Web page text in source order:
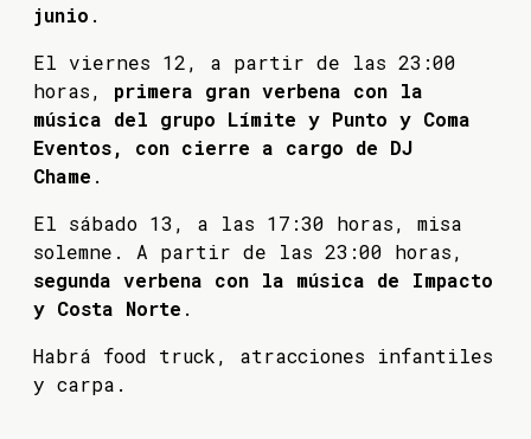
junio .
El viernes 12, a partir de las 23:00
horas, primera gran verbena con la
música del grupo Límite y Punto y Coma
Eventos, con cierre a cargo de DJ
Chame .
El sábado 13, a las 17:30 horas, misa
solemne. A partir de las 23:00 horas,
segunda verbena con la música de Impacto
y Costa Norte .
Habrá food truck, atracciones infantiles
y carpa.